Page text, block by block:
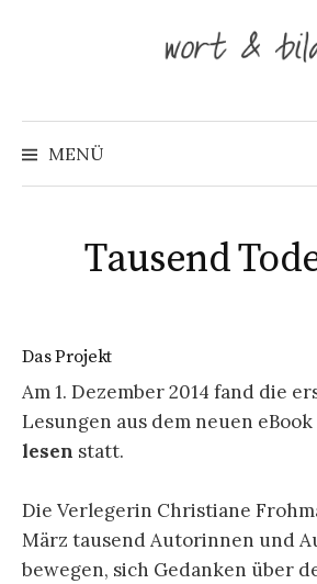
MENÜ
Tausend
Das Projekt
Am 1. Dezember 2014 fand die
Lesungen aus dem neuen eBook
lesen statt.
Die Verlegerin Christiane
März tausend Autorinnen und
bewegen, sich Gedanken über